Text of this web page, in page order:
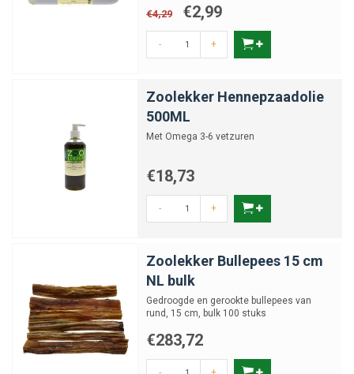
€4,29 €2,99
- +
Zoolekker Hennepzaadolie
500ML
Met Omega 3-6 vetzuren
€18,73
- +
Zoolekker Bullepees 15 cm
NL bulk
Gedroogde en gerookte bullepees van
rund, 15 cm, bulk 100 stuks
€283,72